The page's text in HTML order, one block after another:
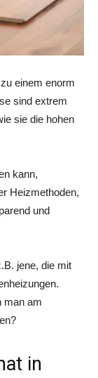
einem enorm
sind extrem
sie die hohen
kann,
Heizmethoden,
und
jene, die mit
man am
in